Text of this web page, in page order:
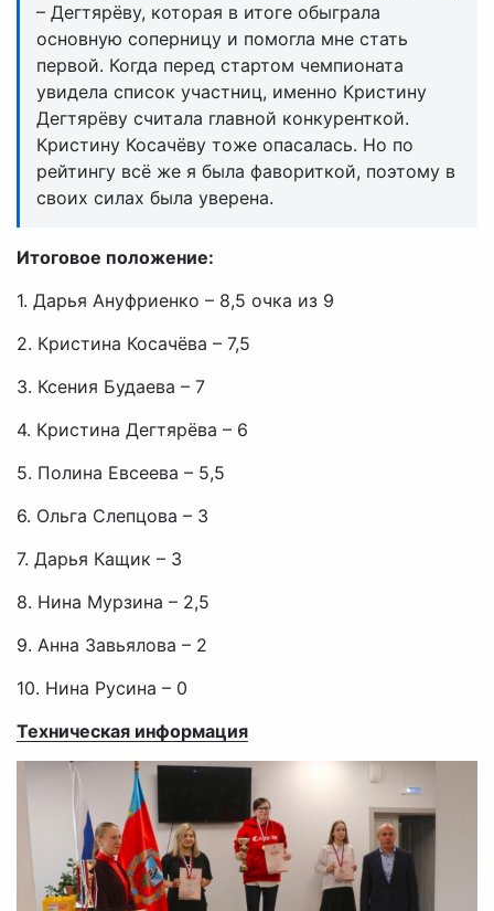
– Дегтярёву, которая в итоге обыграла
основную соперницу и помогла мне стать
первой. Когда перед стартом чемпионата
увидела список участниц, именно Кристину
Дегтярёву считала главной конкуренткой.
Кристину Косачёву тоже опасалась. Но по
рейтингу всё же я была фавориткой, поэтому в
своих силах была уверена.
Итоговое положение:
1. Дарья Ануфриенко – 8,5 очка из 9
2. Кристина Косачёва – 7,5
3. Ксения Будаева – 7
4. Кристина Дегтярёва – 6
5. Полина Евсеева – 5,5
6. Ольга Слепцова – 3
7. Дарья Кащик – 3
8. Нина Мурзина – 2,5
9. Анна Завьялова – 2
10. Нина Русина – 0
Техническая информация